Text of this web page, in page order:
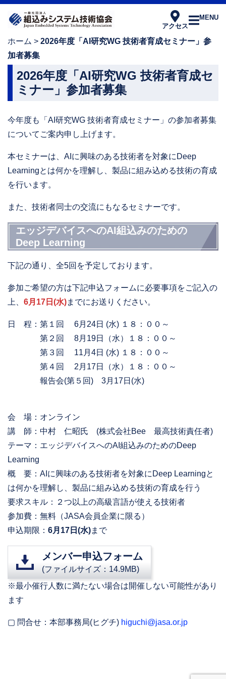
アクセス
MENU
ホーム > 2026年度「AI研究WG 技術者育成セミナー」参
加者募集
2026年度「AI研究WG 技術者育成セ
ミナー」参加者募集
今年度も「AI研究WG 技術者育成セミナー」の参加者募集
についてご案内申し上げます。
本セミナーは、AIに興味のある技術者を対象にDeep
Learningとは何かを理解し、製品に組み込める技術の育成
を行います。
また、技術者同士の交流にもなるセミナーです。
エッジデバイスへのAI組込みのための
Deep Learning
下記の通り、全5回を予定しております。
参加ご希望の方は下記申込フォームに必要事項をご記入の
上、 6月17日(水)までにお送りください。
日 程：第１回 6月24日 (水) １８：００～
第２回 8月19日（水）１８：００～
第３回 11月4日 (水) １８：００～
第４回 2月17日（水）１８：００～
報告会(第５回) 3月17日(水)
会 場：オンライン
講 師：中村 仁昭氏 (株式会社Bee 最高技術責任者)
テーマ：エッジデバイスへのAI組込みのためのDeep
Learning
概 要：AIに興味のある技術者を対象にDeep Learningと
は何かを理解し、製品に組み込める技術の育成を行う
要求スキル：２つ以上の高級言語が使える技術者
参加費：無料（JASA会員企業に限る）
申込期限： 6月17日(水)まで
メンバー申込フォーム
(ファイルサイズ：14.9MB)
※最小催行人数に満たない場合は開催しない可能性があり
ます
▢ 問合せ：本部事務局(ヒグチ) higuchi@jasa.or.jp